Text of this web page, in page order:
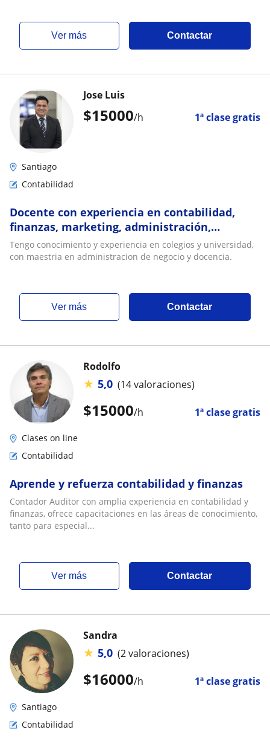
ver más Contactar
$15000/h 1ª clase gratis
Jose Luis
Santiago
Contabilidad
Docente con experiencia en contabilidad,
finanzas, marketing, administración,
proyectos
Tengo conocimiento y experiencia en colegios y universidad,
con maestria en administracion de negocio y docencia.
ver más Contactar
$15000/h 1ª clase gratis
Rodolfo
★ 5,0 (14 valoraciones)
Clases on line
Contabilidad
Aprende y refuerza contabilidad y finanzas
Contador Auditor con amplia experiencia en contabilidad y
finanzas, ofrece capacitaciones en las áreas de conocimiento,
tanto para especial...
ver más Contactar
$16000/h 1ª clase gratis
Sandra
★ 5,0 (2 valoraciones)
Santiago
Contabilidad